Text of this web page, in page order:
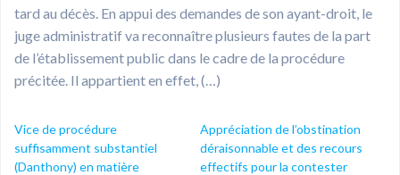
tard au décès. En appui des demandes de son ayant-droit, le
juge administratif va reconnaître plusieurs fautes de la part
de l’établissement public dans le cadre de la procédure
précitée. Il appartient en effet, (…)
Vice de procédure
suffisamment substantiel
(Danthony) en matière
Appréciation de l’obstination
déraisonnable et des recours
effectifs pour la contester